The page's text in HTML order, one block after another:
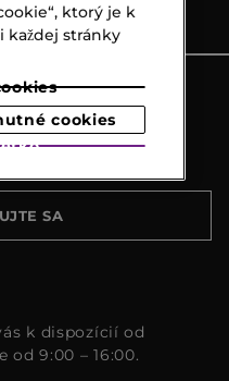
najnovšie novinky a
SA
k dispozícií od
od 9:00 – 16:00.
ktorý je k
každej stránky
cookies